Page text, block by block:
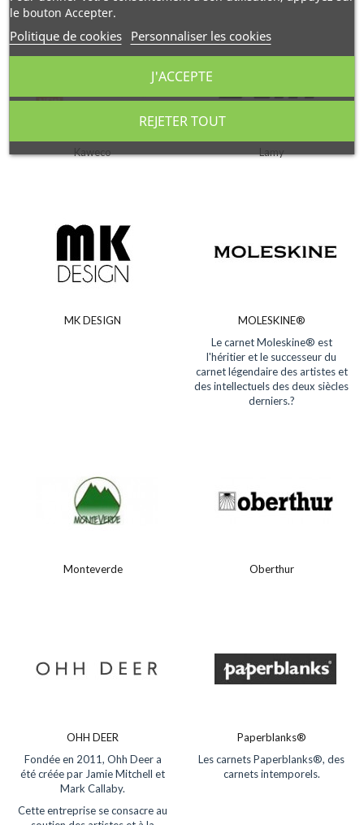
Kaweco Lamy
MK DESIGN
MOLESKINE®
Le carnet Moleskine® est
l'héritier et le successeur du
carnet légendaire des artistes et
des intellectuels des deux siècles
derniers.?
Monteverde Oberthur
OHH DEER
Fondée en 2011, Ohh Deer a
été créée par Jamie Mitchell et
Mark Callaby.
Cette entreprise se consacre au
Paperblanks®
Les carnets Paperblanks®, des
carnets intemporels.
le bouton Accepter.
Politique de cookies Personnaliser les cookies
REJETER TOUT
J'ACCEPTE